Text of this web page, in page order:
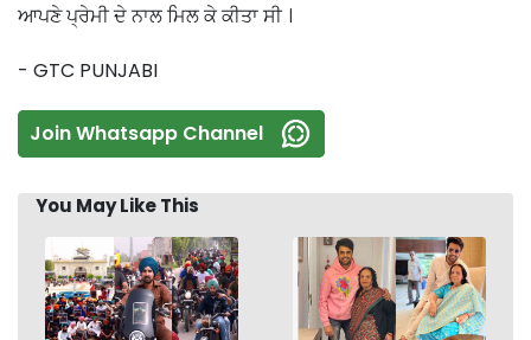
ਆਪਣੇ ਪ੍ਰੇਮੀ ਦੇ ਨਾਲ ਮਿਲ ਕੇ ਕੀਤਾ ਸੀ ।
- GTC PUNJABI
Join Whatsapp Channel
You May Like This